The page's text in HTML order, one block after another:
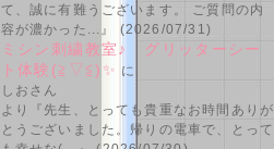
て、誠に有難うございます。 ご質問の内
容が濃かった...』 (2026/07/31)
ミシン刺繍教室♪ グリッターシー
ト体験(≧▽≦)✨ に
しおさん
より『先生、とっても貴重なお時間ありが
とうございました。帰りの電車で、とって